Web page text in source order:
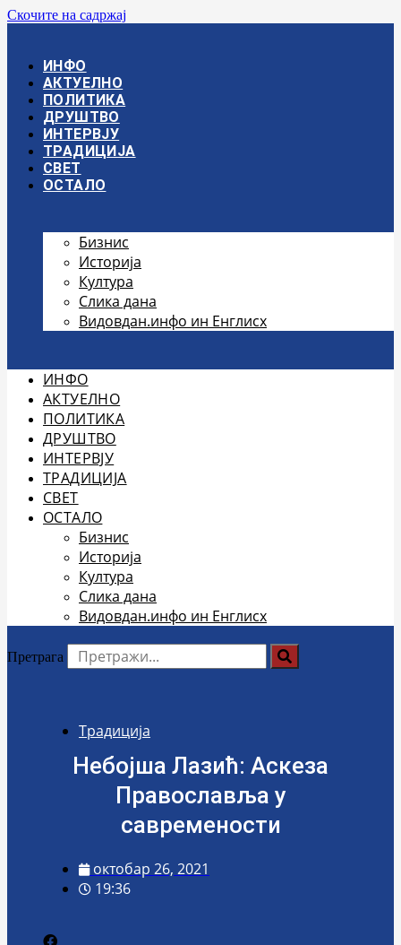
Скочите на садржај
ИНФО
АКТУЕЛНО
ПОЛИТИКА
ДРУШТВО
ИНТЕРВЈУ
ТРАДИЦИЈА
СВЕТ
ОСТАЛО
Бизнис
Историја
Култура
Слика дана
Видовдан.инфо ин Енглисх
ИНФО
АКТУЕЛНО
ПОЛИТИКА
ДРУШТВО
ИНТЕРВЈУ
ТРАДИЦИЈА
СВЕТ
ОСТАЛО
Бизнис
Историја
Култура
Слика дана
Видовдан.инфо ин Енглисх
Претрага
Традиција
Небојша Лазић: Аскеза
Православља у
савремености
октобар 26, 2021
19:36